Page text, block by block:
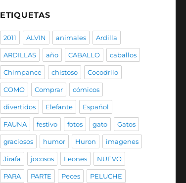
ETIQUETAS
2011 ALVIN animales Ardilla
ARDILLAS año CABALLO caballos
Chimpance chistoso Cocodrilo
COMO Comprar cómicos
divertidos Elefante Español
FAUNA festivo fotos gato Gatos
graciosos humor Huron imagenes
Jirafa jocosos Leones NUEVO
PARA PARTE Peces PELUCHE